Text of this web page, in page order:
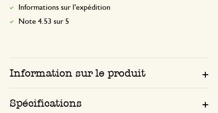
Informations sur l'expédition
Note 4.53 sur 5
Information sur le produit
Spécifications